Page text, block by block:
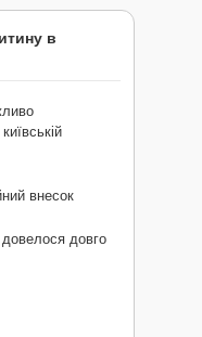
в
внесок
довго